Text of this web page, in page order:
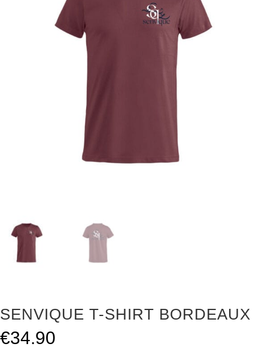
SENVIQUE T-SHIRT BORDEAUX
€34.90